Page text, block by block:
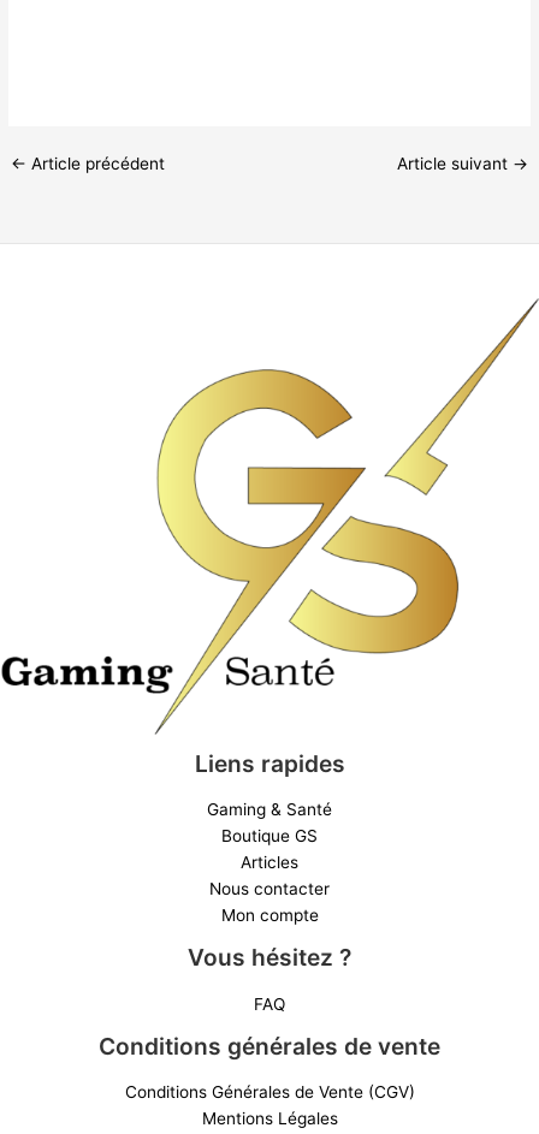
← Article précédent Article suivant →
Liens rapides
Gaming & Santé
Boutique GS
Articles
Nous contacter
Mon compte
Vous hésitez ?
FAQ
Conditions générales de vente
Conditions Générales de Vente (CGV)
Mentions Légales